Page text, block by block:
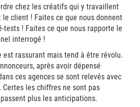
chez les créatifs qui y travaillent
le client ! Faites ce que nous donnent
tests ! Faites ce que nous rapporte le
interrogé !
est rassurant mais tend à être révolu.
après avoir dépensé
ces agences se sont relevés avec
Certes les chiffres ne sont pas
plus les anticipations.